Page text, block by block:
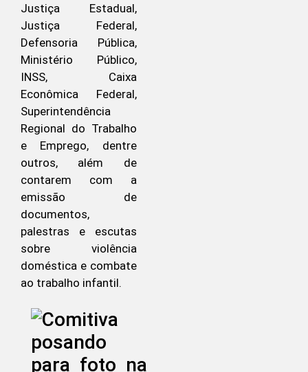
Justiça Estadual,
Justiça Federal,
Defensoria Pública,
Ministério Público,
INSS, Caixa
Econômica Federal,
Superintendência
Regional do Trabalho
e Emprego, dentre
outros, além de
contarem com a
emissão de
documentos,
palestras e escutas
sobre violência
doméstica e combate
ao trabalho infantil.